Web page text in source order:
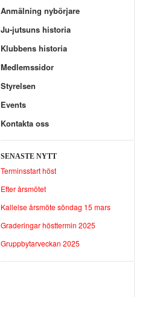
Anmälning nybörjare
Ju-jutsuns historia
Klubbens historia
Medlemssidor
Styrelsen
Events
Kontakta oss
SENASTE NYTT
Terminsstart höst
Efter årsmötet
Kallelse årsmöte söndag 15 mars
Graderingar hösttermin 2025
Gruppbytarveckan 2025